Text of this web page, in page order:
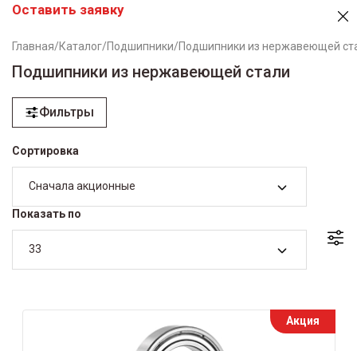
Оставить заявку
Главная/Каталог/Подшипники/Подшипники из нержавеющей
Подшипники из нержавеющей стали
Фильтры
Сортировка
Сначала акционные
Показать по
33
Акция